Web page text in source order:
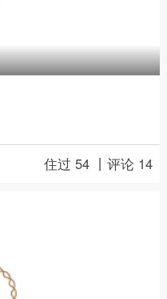
住过 54 丨评论 14